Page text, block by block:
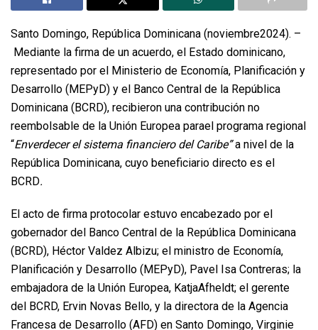
Santo Domingo, República Dominicana (noviembre2024). –
Mediante la firma de un acuerdo, el Estado dominicano,
representado por el Ministerio de Economía, Planificación y
Desarrollo (MEPyD) y el Banco Central de la República
Dominicana (BCRD), recibieron una contribución no
reembolsable de la Unión Europea parael programa regional
“Enverdecer el sistema financiero del Caribe”a nivel de la
República Dominicana, cuyo beneficiario directo es el
BCRD.
El acto de firma protocolar estuvo encabezado por el
gobernador del Banco Central de la República Dominicana
(BCRD), Héctor Valdez Albizu; el ministro de Economía,
Planificación y Desarrollo (MEPyD), Pavel Isa Contreras; la
embajadora de la Unión Europea, KatjaAfheldt; el gerente
del BCRD, Ervin Novas Bello, y la directora de la Agencia
Francesa de Desarrollo (AFD) en Santo Domingo, Virginie